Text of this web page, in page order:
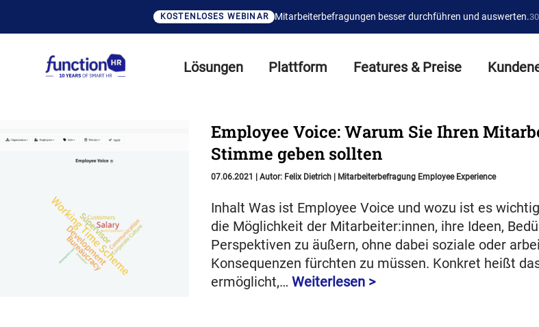
Lösungen Plattform Features & Preise
Employee Voice: Warum Sie Ihren
Stimme geben sollten
07.06.2021 Autor: Felix Dietrich Mitarbeiterbefragung Employee Experience
Inhalt Was ist Employee Voice und wozu ist es
die Möglichkeit der Mitarbeiter:innen, ihre Ideen,
Perspektiven zu äußern, ohne dabei soziale oder
Konsequenzen fürchten zu müssen. Konkret heißt
ermöglicht,… Weiterlesen >
KOSTENLOSES WEBINAR Mitarbeiterbefragungen besser durchführen und auswerten.